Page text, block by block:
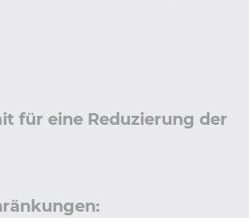
für eine Reduzierung der